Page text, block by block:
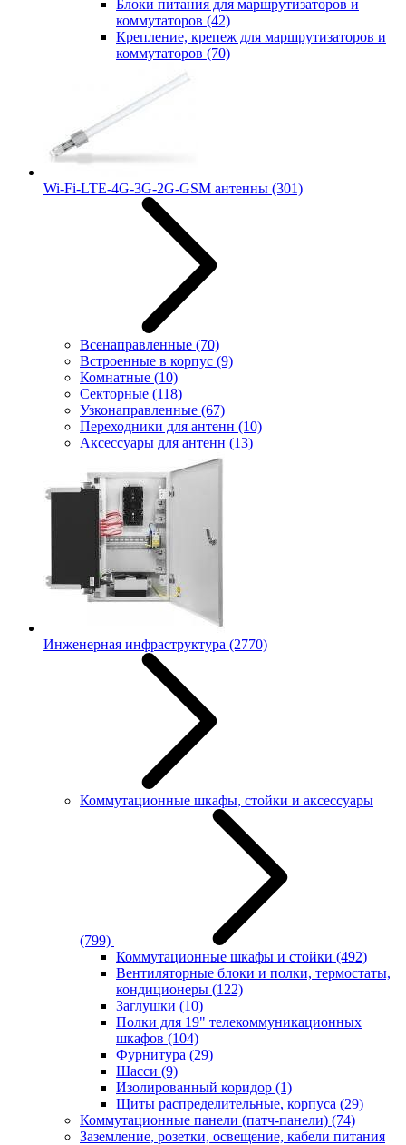
Блоки питания для маршрутизаторов и
коммутаторов (42)
Крепление, крепеж для маршрутизаторов и
коммутаторов (70)
Wi-Fi-LTE-4G-3G-2G-GSM антенны (301)
Всенаправленные (70)
Встроенные в корпус (9)
Комнатные (10)
Секторные (118)
Узконаправленные (67)
Переходники для антенн (10)
Аксессуары для антенн (13)
Инженерная инфраструктура (2770)
Коммутационные шкафы, стойки и аксессуары
(799)
Коммутационные шкафы и стойки (492)
Вентиляторные блоки и полки, термостаты,
кондиционеры (122)
Заглушки (10)
Полки для 19" телекоммуникационных
шкафов (104)
Фурнитура (29)
Шасси (9)
Изолированный коридор (1)
Щиты распределительные, корпуса (29)
Коммутационные панели (патч-панели) (74)
Заземление, розетки, освещение, кабели питания